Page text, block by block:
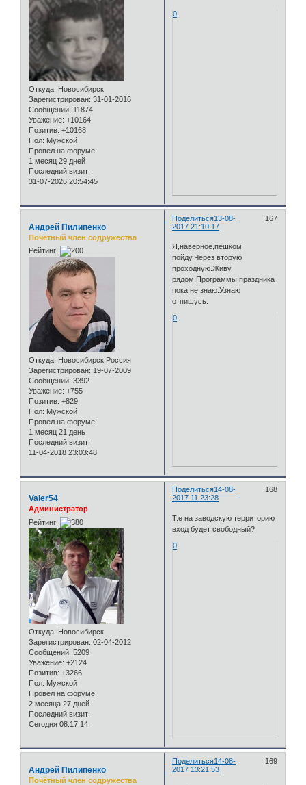
Откуда: Новосибирск
Зарегистрирован: 31-01-2016
Сообщений: 11874
Уважение: +10164
Позитив: +10168
Пол: Мужской
Провел на форуме:
1 месяц 29 дней
Последний визит:
31-07-2026 20:54:45
0
Поделиться 167
13-08-
2017 21:10:17
Андрей Пилипенко
Почётный член содружества
Рейтинг:
Откуда: Новосибирск,Россия
Зарегистрирован: 19-07-2009
Сообщений: 3392
Уважение: +755
Позитив: +829
Пол: Мужской
Провел на форуме:
1 месяц 21 день
Последний визит:
11-04-2018 23:03:48
Я,наверное,пешком
пойду.Через вторую
проходную.Живу
рядом.Программы праздника
пока не знаю.Узнаю
отпишусь.
0
Поделиться 168
14-08-
2017 11:23:28
Valer54
Администратор
Рейтинг:
Откуда: Новосибирск
Зарегистрирован: 02-04-2012
Сообщений: 5209
Уважение: +2124
Позитив: +3266
Пол: Мужской
Провел на форуме:
2 месяца 27 дней
Последний визит:
Сегодня 08:17:14
Т.е на заводскую территорию
вход будет свободный?
0
Поделиться 169
14-08-
2017 13:21:53
Андрей Пилипенко
Почётный член содружества